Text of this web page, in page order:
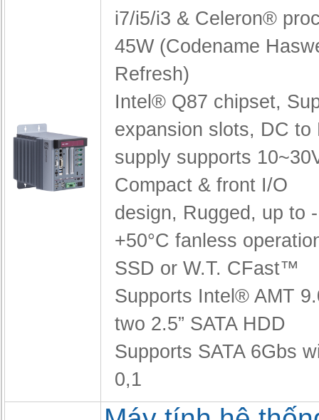
i7/i5/i3 & Celeron®
45W (Codename
Refresh)
Intel® Q87 chipset,
expansion slots, DC to
supply supports
Compact & front I/O
design, Rugged, up to
+50°C fanless
SSD or W.T. CFast™
Supports Intel® AMT
two 2.5” SATA HDD
Supports SATA 6Gbs
0,1